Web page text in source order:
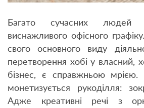
Багато сучасних людей
виснажливого офісного
свого основного виду
перетворення хобі у власний,
бізнес, є справжньою
монетизується рукоділля:
Адже креативні речі з